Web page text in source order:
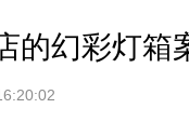
的幻彩灯